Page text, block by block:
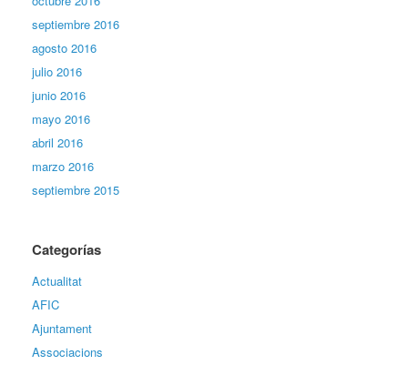
septiembre 2016
agosto 2016
julio 2016
junio 2016
mayo 2016
abril 2016
marzo 2016
septiembre 2015
Categorías
Actualitat
AFIC
Ajuntament
Associacions